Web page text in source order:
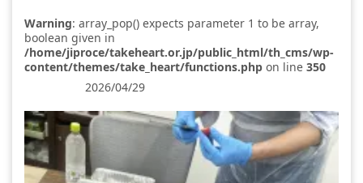
Warning: array_pop() expects parameter 1 to be array,
boolean given in
/home/jiproce/takeheart.or.jp/public_html/th_cms/wp-
content/themes/take_heart/functions.php on line 350
2026/04/29